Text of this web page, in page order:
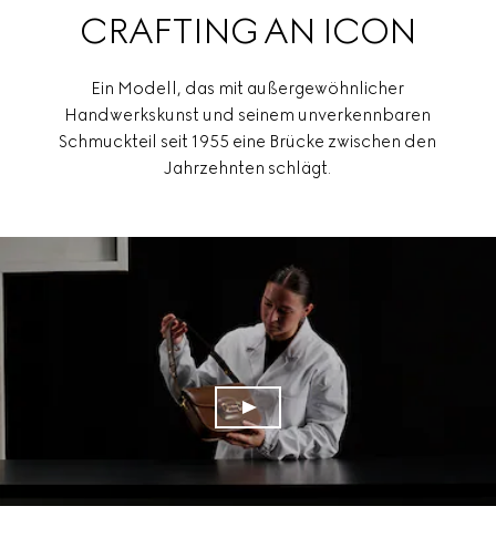
CRAFTING AN ICON
Ein Modell, das mit außergewöhnlicher
Handwerkskunst und seinem unverkennbaren
Schmuckteil seit 1955 eine Brücke zwischen den
Jahrzehnten schlägt.